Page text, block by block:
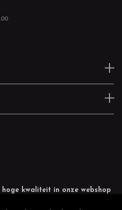
kwaliteit in onze webshop